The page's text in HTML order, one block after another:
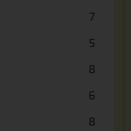
7
5
8
6
8